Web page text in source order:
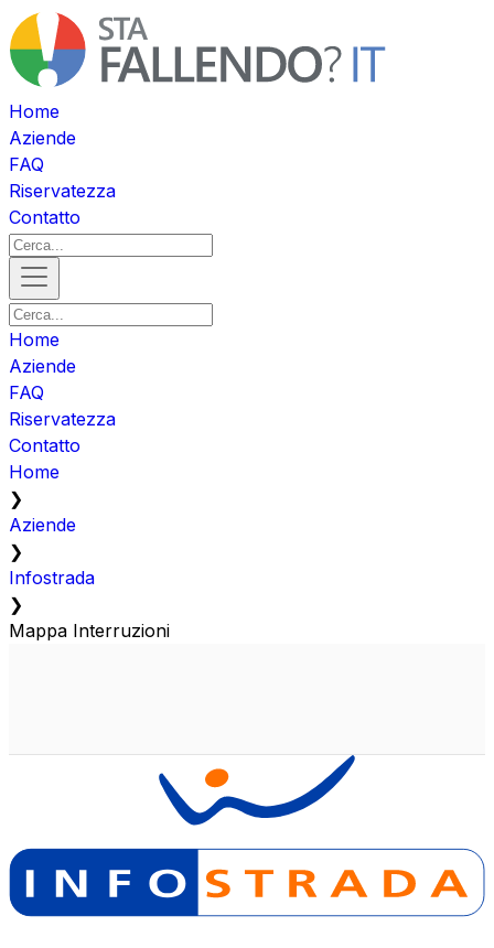
Home
Aziende
FAQ
Riservatezza
Contatto
Home
Aziende
FAQ
Riservatezza
Contatto
Home
❯
Aziende
❯
Infostrada
❯
Mappa Interruzioni